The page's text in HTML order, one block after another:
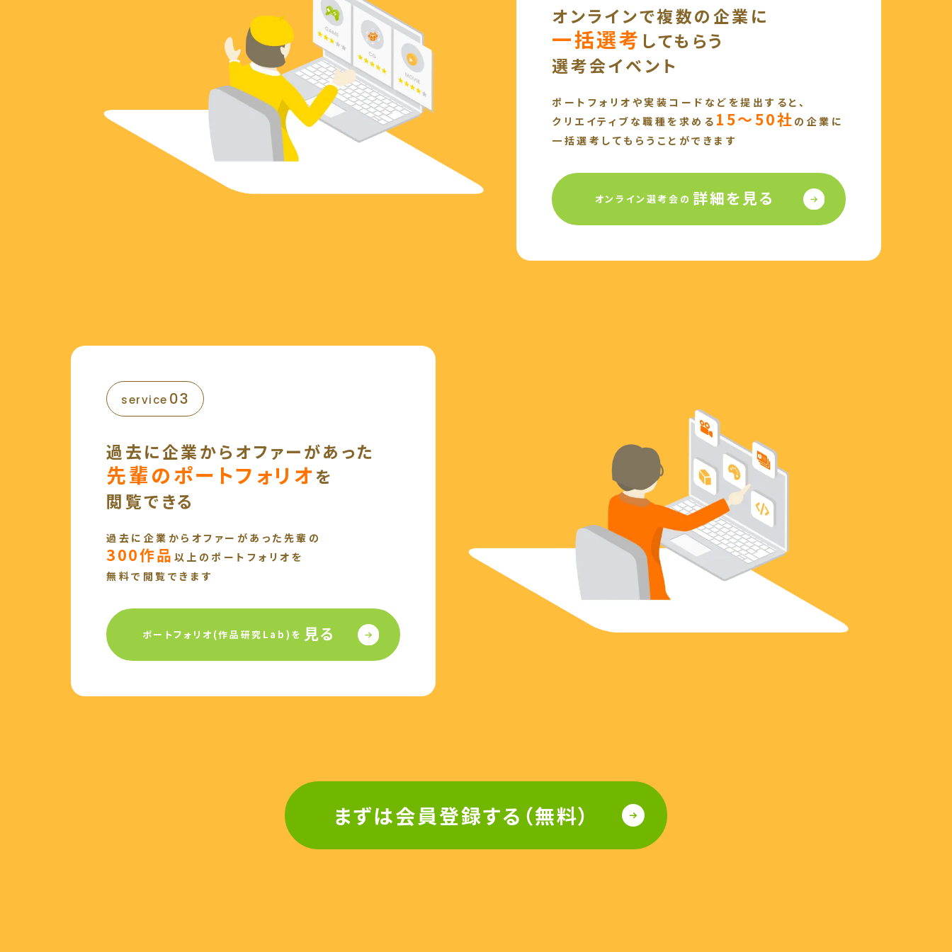
オンラインで複数の企業に
一括選考 してもらう
選考会イベント
ポートフォリオや実装コードなどを提出すると、
クリエイティブな職種を求める 15～50社 の企業に
一括選考してもらうことができます
オンライン選考会の 詳細を見る
service03
過去に企業からオファーがあった
先輩のポートフォリオを
閲覧できる
過去に企業から オファーがあった 先輩の
300作品 以上のポートフォリオを
無料で閲覧できます
ポートフォリオ(作品研究Lab)を 見る
まずは会員登録する（無料）